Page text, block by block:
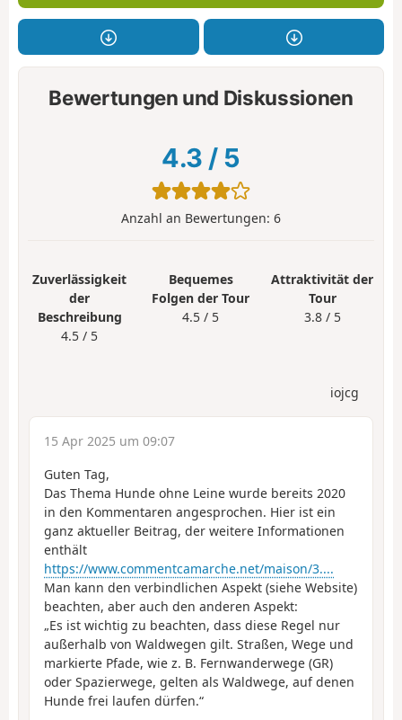
Bewertungen und Diskussionen
4.3 / 5
Anzahl an Bewertungen: 6
Zuverlässigkeit
der
Beschreibung
4.5 / 5
Bequemes
Folgen der Tour
4.5 / 5
Attraktivität der
Tour
3.8 / 5
iojcg
15 Apr 2025 um 09:07
Guten Tag,
Das Thema Hunde ohne Leine wurde bereits 2020
in den Kommentaren angesprochen. Hier ist ein
ganz aktueller Beitrag, der weitere Informationen
enthält
https://www.commentcamarche.net/maison/3....
Man kann den verbindlichen Aspekt (siehe Website)
beachten, aber auch den anderen Aspekt:
„Es ist wichtig zu beachten, dass diese Regel nur
außerhalb von Waldwegen gilt. Straßen, Wege und
markierte Pfade, wie z. B. Fernwanderwege (GR)
oder Spazierwege, gelten als Waldwege, auf denen
Hunde frei laufen dürfen.“